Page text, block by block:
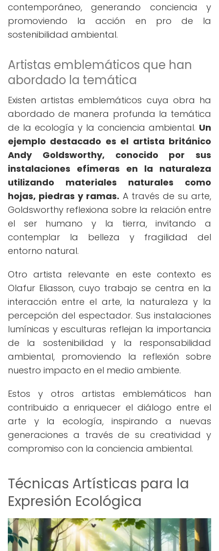
contemporáneo, generando conciencia y
promoviendo la acción en pro de la
sostenibilidad ambiental.
Artistas emblemáticos que han
abordado la temática
Existen artistas emblemáticos cuya obra ha
abordado de manera profunda la temática
de la ecología y la conciencia ambiental. Un
ejemplo destacado es el artista británico
Andy Goldsworthy, conocido por sus
instalaciones efímeras en la naturaleza
utilizando materiales naturales como
hojas, piedras y ramas. A través de su arte,
Goldsworthy reflexiona sobre la relación entre
el ser humano y la tierra, invitando a
contemplar la belleza y fragilidad del
entorno natural.
Otro artista relevante en este contexto es
Olafur Eliasson, cuyo trabajo se centra en la
interacción entre el arte, la naturaleza y la
percepción del espectador. Sus instalaciones
lumínicas y esculturas reflejan la importancia
de la sostenibilidad y la responsabilidad
ambiental, promoviendo la reflexión sobre
nuestro impacto en el medio ambiente.
Estos y otros artistas emblemáticos han
contribuido a enriquecer el diálogo entre el
arte y la ecología, inspirando a nuevas
generaciones a través de su creatividad y
compromiso con la conciencia ambiental.
Técnicas Artísticas para la
Expresión Ecológica